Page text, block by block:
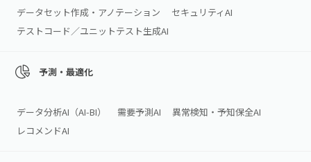
データセット作成・アノテーション
セキュリティAI
テストコード／ユニットテスト生成AI
予測・最適化
データ分析AI（AI‑BI） 需要予測AI
異常検知・予知保全AI
レコメンドAI